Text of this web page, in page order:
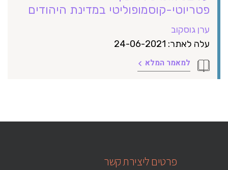
פטריוטי-קוסמופוליטי במדינת היהודים
ערן גוסקוב
עלה לאתר: 24-06-2021
למאמר המלא
פרטים ליצירת קשר